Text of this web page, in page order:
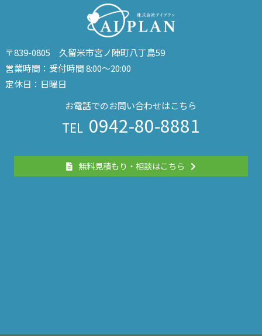
〒839-0805 久留米市宮ノ陣町八丁島59
営業時間：受付時間 8:00～20:00
定休日：日曜日
お電話でのお問い合わせはこちら
TEL 0942-80-8881
無料見積もり・相談はこちら